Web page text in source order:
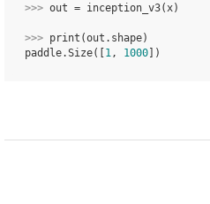
>>> out = inception_v3(x)
>>> print (out . shape)
paddle.Size([ 1, 1000 ])